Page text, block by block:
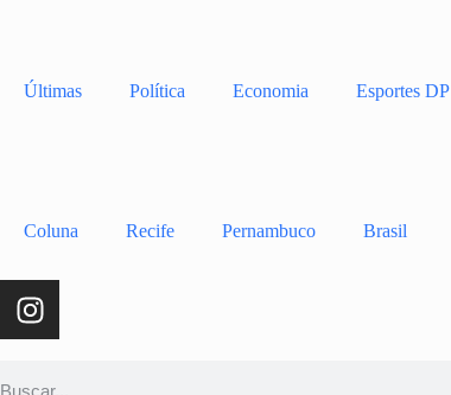
Últimas Política Economia Esportes DP
Coluna Recife Pernambuco Brasil